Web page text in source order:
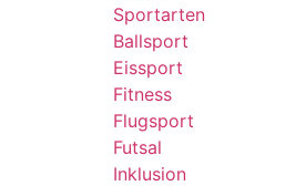
Sportarten
Ballsport
Eissport
Fitness
Flugsport
Futsal
Inklusion